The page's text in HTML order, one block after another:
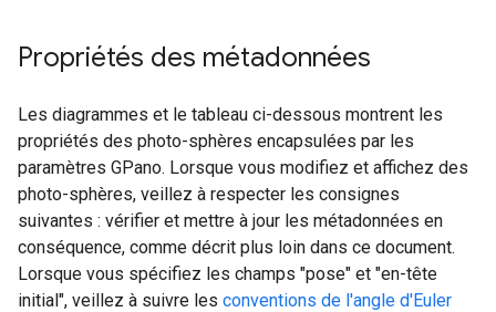
Propriétés des métadonnées
Les diagrammes et le tableau ci-dessous montrent les
propriétés des photo-sphères encapsulées par les
paramètres GPano. Lorsque vous modifiez et affichez des
photo-sphères, veillez à respecter les consignes
suivantes : vérifier et mettre à jour les métadonnées en
conséquence, comme décrit plus loin dans ce document.
Lorsque vous spécifiez les champs "pose" et "en-tête
initial", veillez à suivre les conventions de l'angle d'Euler